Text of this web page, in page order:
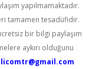
yapılmamaktadır.
tamamen tesadüfidir.
bir bilgi paylaşım
aykırı olduğunu